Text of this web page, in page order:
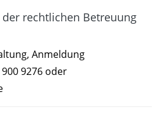
rechtlichen Betreuung
Anmeldung
9276 oder